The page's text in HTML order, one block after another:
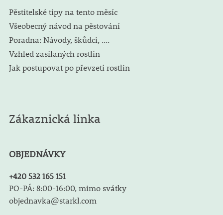
Pěstitelské tipy na tento měsíc
Všeobecný návod na pěstování
Poradna: Návody, škůdci, ....
Vzhled zasílaných rostlin
Jak postupovat po převzetí rostlin
Zákaznická linka
OBJEDNÁVKY
+420 532 165 151
PO-PÁ: 8:00-16:00, mimo svátky
objednavka@starkl.com